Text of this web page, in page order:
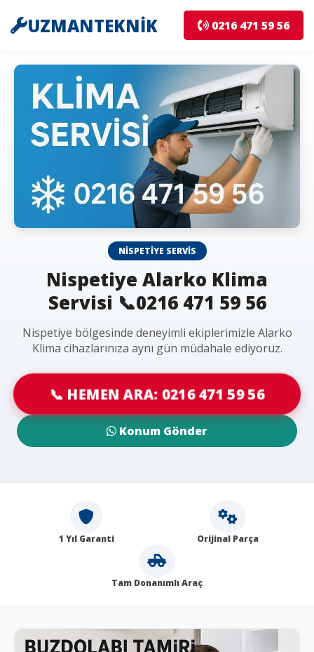
UZMANTEKNİK 0216 471 59 56
NISPETIYE SERVIS
Nispetiye Alarko Klima
Servisi 📞0216 471 59 56
Nispetiye bölgesinde deneyimli ekiplerimizle Alarko
Klima cihazlarınıza aynı gün müdahale ediyoruz.
📞 HEMEN ARA: 0216 471 59 56
Konum Gönder
1 Yıl Garanti Orijinal Parça
Tam Donanımlı Araç